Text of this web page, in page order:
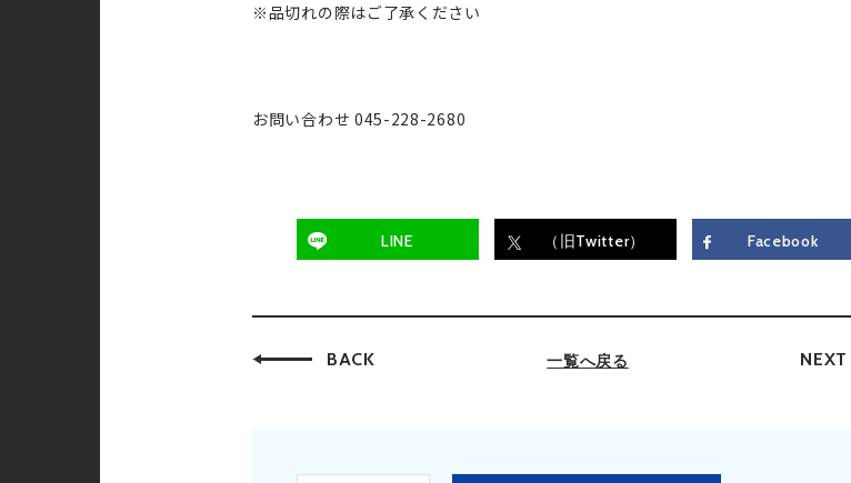
※品切れの際はご了承ください
お問い合わせ 045-228-2680
LINE （旧Twitter） Facebook
BACK 一覧へ戻る NEXT